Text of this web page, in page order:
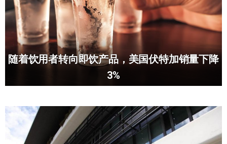
随着饮用者转向即饮产品，美国伏特加销量下降
3%